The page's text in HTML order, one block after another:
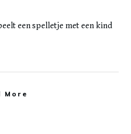
een spelletje met een kind
More